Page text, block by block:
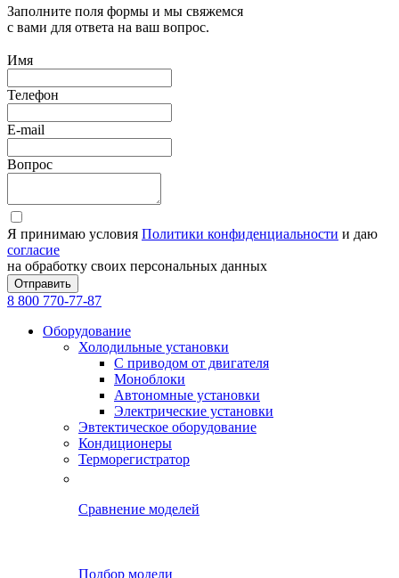
Заполните поля формы и мы свяжемся
с вами для ответа на ваш вопрос.
Имя
Телефон
E-mail
Вопрос
Я принимаю условия Политики конфиденциальности и даю
согласие
на обработку своих персональных данных
Отправить
8 800 770-77-87
Оборудование
Холодильные установки
С приводом от двигателя
Моноблоки
Автономные установки
Электрические установки
Эвтектическое оборудование
Кондиционеры
Терморегистратор
Сравнение моделей
Подбор модели